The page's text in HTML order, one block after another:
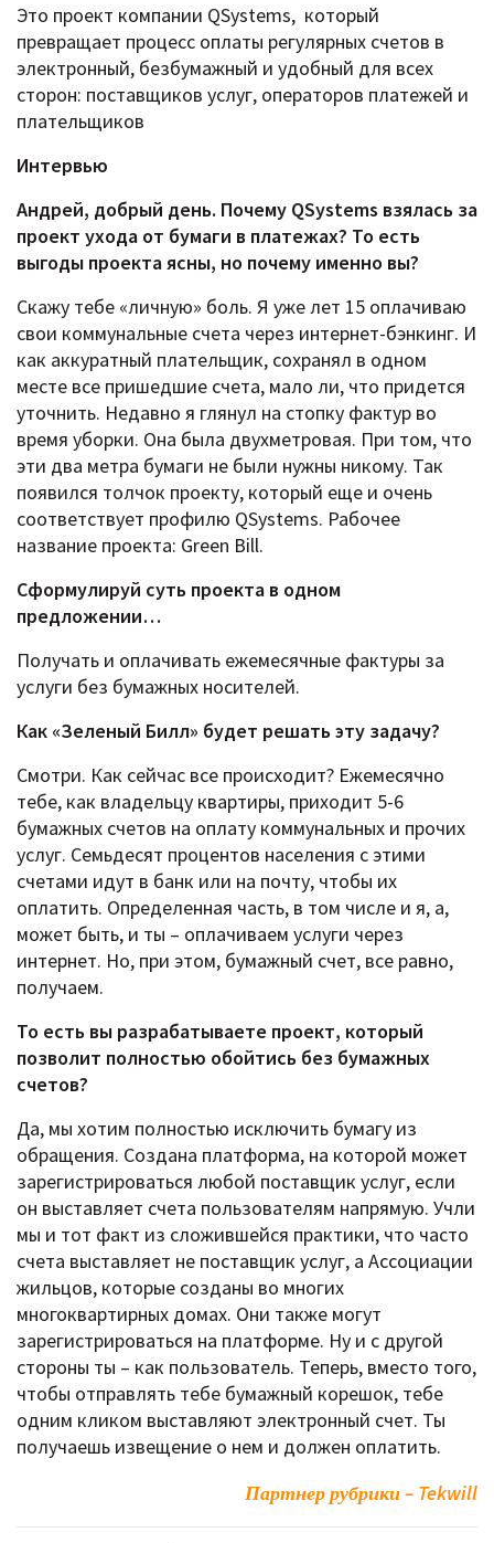
Это проект компании QSystems, который
превращает процесс оплаты регулярных счетов в
электронный, безбумажный и удобный для всех
сторон: поставщиков услуг, операторов платежей и
плательщиков
Интервью
Андрей, добрый день. Почему QSystems взялась за
проект ухода от бумаги в платежах? То есть
выгоды проекта ясны, но почему именно вы?
Скажу тебе «личную» боль. Я уже лет 15 оплачиваю
свои коммунальные счета через интернет-бэнкинг. И
как аккуратный плательщик, сохранял в одном
месте все пришедшие счета, мало ли, что придется
уточнить. Недавно я глянул на стопку фактур во
время уборки. Она была двухметровая. При том, что
эти два метра бумаги не были нужны никому. Так
появился толчок проекту, который еще и очень
соответствует профилю QSystems. Рабочее
название проекта: Green Bill.
Сформулируй суть проекта в одном
предложении…
Получать и оплачивать ежемесячные фактуры за
услуги без бумажных носителей.
Как «Зеленый Билл» будет решать эту задачу?
Смотри. Как сейчас все происходит? Ежемесячно
тебе, как владельцу квартиры, приходит 5-6
бумажных счетов на оплату коммунальных и прочих
услуг. Семьдесят процентов населения с этими
счетами идут в банк или на почту, чтобы их
оплатить. Определенная часть, в том числе и я, а,
может быть, и ты – оплачиваем услуги через
интернет. Но, при этом, бумажный счет, все равно,
получаем.
То есть вы разрабатываете проект, который
позволит полностью обойтись без бумажных
счетов?
Да, мы хотим полностью исключить бумагу из
обращения. Создана платформа, на которой может
зарегистрироваться любой поставщик услуг, если
он выставляет счета пользователям напрямую. Учли
мы и тот факт из сложившейся практики, что часто
счета выставляет не поставщик услуг, а Ассоциации
жильцов, которые созданы во многих
многоквартирных домах. Они также могут
зарегистрироваться на платформе. Ну и с другой
стороны ты – как пользователь. Теперь, вместо того,
чтобы отправлять тебе бумажный корешок, тебе
одним кликом выставляют электронный счет. Ты
получаешь извещение о нем и должен оплатить.
Партнер рубрики – Tekwill